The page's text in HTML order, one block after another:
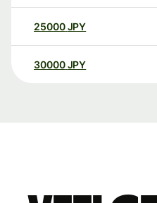
25000 JPY
30000 JPY